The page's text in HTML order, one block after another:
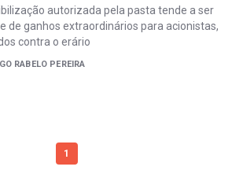
autorizada pela pasta tende a ser
de ganhos extraordinários para acionistas,
contra o erário
RABELO PEREIRA
1